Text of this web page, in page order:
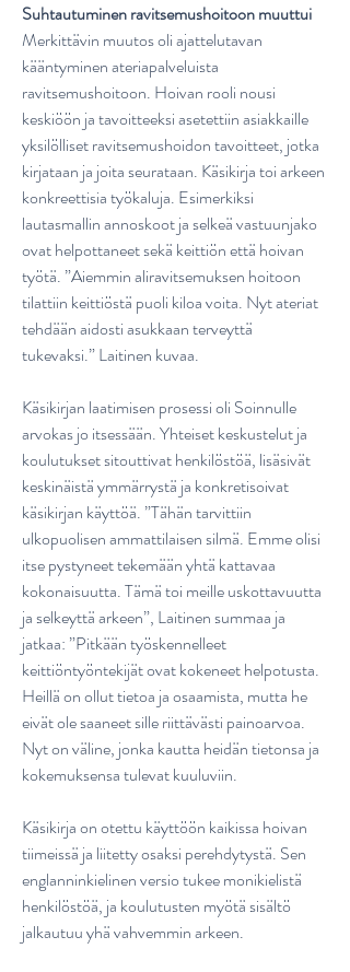
Suhtautuminen ravitsemushoitoon muuttui
Merkittävin muutos oli ajattelutavan
kääntyminen ateriapalveluista
ravitsemushoitoon. Hoivan rooli nousi
keskiöön ja tavoitteeksi asetettiin asiakkaille
yksilölliset ravitsemushoidon tavoitteet, jotka
kirjataan ja joita seurataan. Käsikirja toi arkeen
konkreettisia työkaluja. Esimerkiksi
lautasmallin annoskoot ja selkeä vastuunjako
ovat helpottaneet sekä keittiön että hoivan
työtä. ”Aiemmin aliravitsemuksen hoitoon
tilattiin keittiöstä puoli kiloa voita. Nyt ateriat
tehdään aidosti asukkaan terveyttä
tukevaksi.” Laitinen kuvaa.
Käsikirjan laatimisen prosessi oli Soinnulle
arvokas jo itsessään. Yhteiset keskustelut ja
koulutukset sitouttivat henkilöstöä, lisäsivät
keskinäistä ymmärrystä ja konkretisoivat
käsikirjan käyttöä. ”Tähän tarvittiin
ulkopuolisen ammattilaisen silmä. Emme olisi
itse pystyneet tekemään yhtä kattavaa
kokonaisuutta. Tämä toi meille uskottavuutta
ja selkeyttä arkeen”, Laitinen summaa ja
jatkaa: ”Pitkään työskennelleet
keittiöntyöntekijät ovat kokeneet helpotusta.
Heillä on ollut tietoa ja osaamista, mutta he
eivät ole saaneet sille riittävästi painoarvoa.
Nyt on väline, jonka kautta heidän tietonsa ja
kokemuksensa tulevat kuuluviin.
Käsikirja on otettu käyttöön kaikissa hoivan
tiimeissä ja liitetty osaksi perehdytystä. Sen
englanninkielinen versio tukee monikielistä
henkilöstöä, ja koulutusten myötä sisältö
jalkautuu yhä vahvemmin arkeen.